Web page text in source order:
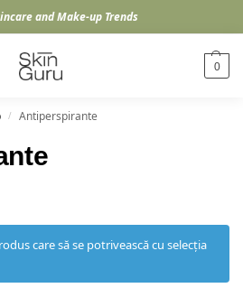
and Make-up Trends
0
/ Antiperspirante
care să se potrivească cu selecția